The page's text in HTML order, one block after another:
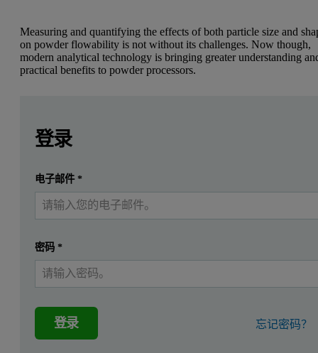
Measuring and quantifying the effects of both particle size and
on powder flowability is not without its challenges. Now though,
modern analytical technology is bringing greater understanding
practical benefits to powder processors.
提交 我已经有一个帐户
登录
电子邮件*
密码 *
登录 忘记密码？